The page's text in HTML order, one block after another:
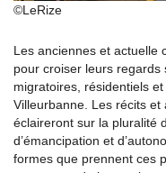
©LeRize
Les anciennes et actuelle
pour croiser leurs regards
migratoires, résidentiels
Villeurbanne. Les récits
éclaireront sur la pluralité
d’émancipation et
formes que prennent ces